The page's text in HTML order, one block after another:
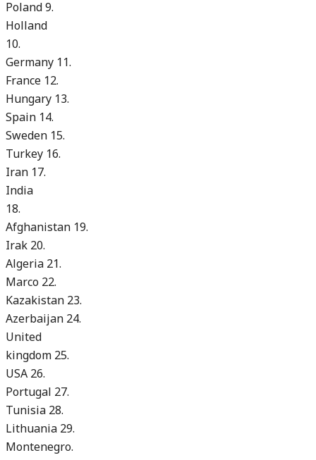
Poland9.
Holland
10.
Germany11.
France12.
Hungary13.
Spain14.
Sweden15.
Turkey16.
Iran17.
India
18.
Afghanistan19.
Irak20.
Algeria21.
Marco22.
Kazakistan23.
Azerbaijan24.
United
kingdom25.
USA26.
Portugal27.
Tunisia28.
Lithuania29.
Montenegro.